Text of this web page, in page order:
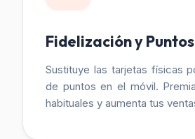
Fidelización y
Sustituye las tarjetas físicas
de puntos en el móvil.
habituales y aumenta tus